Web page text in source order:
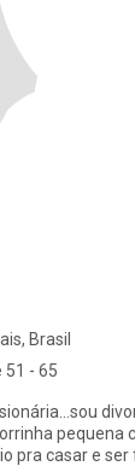
Brasil
51 - 65
pequena
pra casar e ser